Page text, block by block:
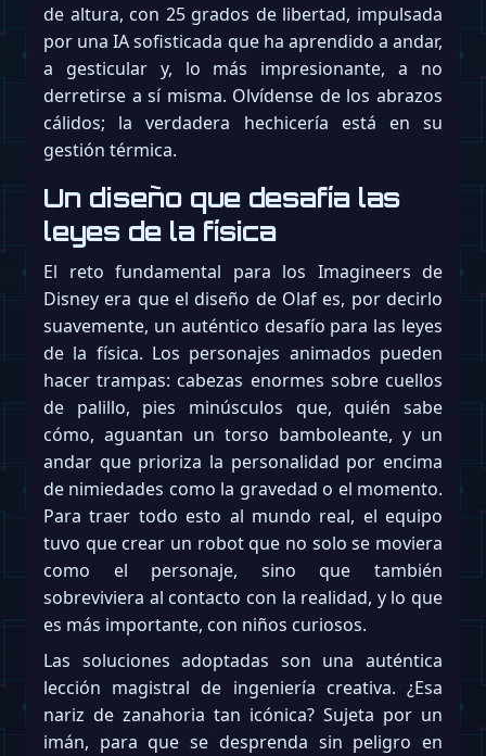
de altura, con 25 grados de libertad, impulsada
por una IA sofisticada que ha aprendido a andar,
a gesticular y, lo más impresionante, a no
derretirse a sí misma. Olvídense de los abrazos
cálidos; la verdadera hechicería está en su
gestión térmica.
Un diseño que desafía las
leyes de la física
El reto fundamental para los Imagineers de
Disney era que el diseño de Olaf es, por decirlo
suavemente, un auténtico desafío para las leyes
de la física. Los personajes animados pueden
hacer trampas: cabezas enormes sobre cuellos
de palillo, pies minúsculos que, quién sabe
cómo, aguantan un torso bamboleante, y un
andar que prioriza la personalidad por encima
de nimiedades como la gravedad o el momento.
Para traer todo esto al mundo real, el equipo
tuvo que crear un robot que no solo se moviera
como el personaje, sino que también
sobreviviera al contacto con la realidad, y lo que
es más importante, con niños curiosos.
Las soluciones adoptadas son una auténtica
lección magistral de ingeniería creativa. ¿Esa
nariz de zanahoria tan icónica? Sujeta por un
imán, para que se desprenda sin peligro en